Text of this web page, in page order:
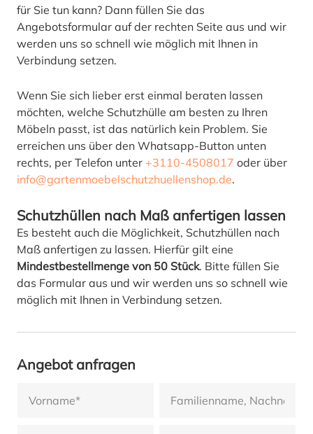
für Sie tun kann? Dann füllen Sie das
Angebotsformular auf der rechten Seite aus und wir
werden uns so schnell wie möglich mit Ihnen in
Verbindung setzen.
Wenn Sie sich lieber erst einmal beraten lassen
möchten, welche Schutzhülle am besten zu Ihren
Möbeln passt, ist das natürlich kein Problem. Sie
erreichen uns über den Whatsapp-Button unten
rechts, per Telefon unter +3110-4508017 oder über
info@gartenmoebelschutzhuellenshop.de.
Schutzhüllen nach Maß anfertigen lassen
Es besteht auch die Möglichkeit, Schutzhüllen nach
Maß anfertigen zu lassen. Hierfür gilt eine
Mindestbestellmenge von 50 Stück. Bitte füllen Sie
das Formular aus und wir werden uns so schnell wie
möglich mit Ihnen in Verbindung setzen.
Angebot anfragen